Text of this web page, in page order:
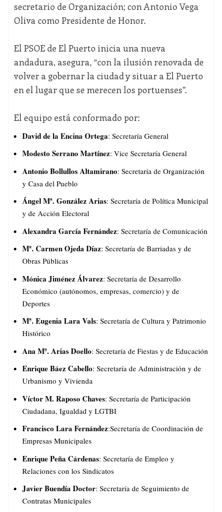
secretario de Organización; con Antonio Vega
Oliva como Presidente de Honor.
El PSOE de El Puerto inicia una nueva
andadura, asegura, “con la ilusión renovada de
volver a gobernar la ciudad y situar a El Puerto
en el lugar que se merecen los portuenses”.
El equipo está conformado por:
David de la Encina Ortega: Secretaría General
Modesto Serrano Martínez: Vice Secretaría General
Antonio Bollullos Altamirano: Secretaría de Organización
y Casa del Pueblo
Ángel Mª. González Arias: Secretaría de Política Municipal
y de Acción Electoral
Alexandra García Fernández: Secretaría de Comunicación
Mª. Carmen Ojeda Díaz: Secretaría de Barriadas y de
Obras Públicas
Mónica Jiménez Álvarez: Secretaría de Desarrollo
Económico (autónomos, empresas, comercio) y de
Deportes
Mª. Eugenia Lara Vals: Secretaría de Cultura y Patrimonio
Histórico
Ana Mª. Arias Doello: Secretaría de Fiestas y de Educación
Enrique Báez Cabello: Secretaría de Administración y de
Urbanismo y Vivienda
Víctor M. Raposo Chaves: Secretaría de Participación
Ciudadana, Igualdad y LGTBI
Francisco Lara Fernández:Secretaría de Coordinación de
Empresas Municipales
Enrique Peña Cárdenas: Secretaría de Empleo y
Relaciones con los Sindicatos
Javier Buendía Doctor: Secretaría de Seguimiento de
Contratas Municipales